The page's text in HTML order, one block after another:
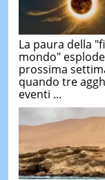
La paura della
mondo"
prossima
quando tre
eventi ...